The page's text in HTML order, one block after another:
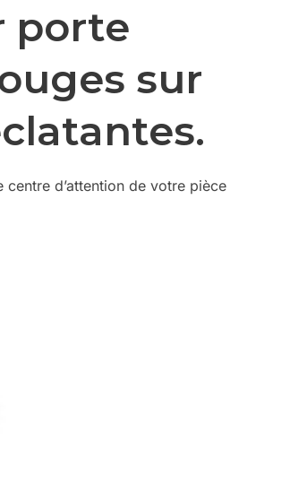
porte
sur
d’attention de votre pièce